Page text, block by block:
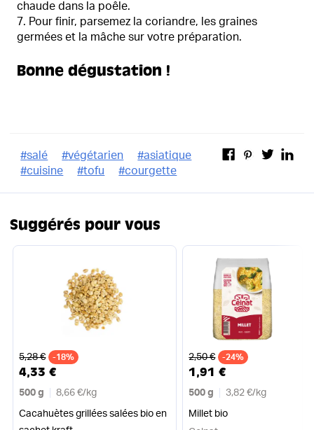
chaude dans la poêle.
Pour finir, parsemez la coriandre, les graines
germées et la mâche sur votre préparation.
Bonne dégustation !
#salé #végétarien #asiatique
#cuisine #tofu #courgette
Suggérés pour vous
Ancien prix
5,28 € -18%
4,33 €
500 g 8,66 €/ kg
Cacahuètes grillées salées bio en
Ancien prix
2,50 € -24%
1,91 €
500 g 3,82 €/ kg
Millet bio